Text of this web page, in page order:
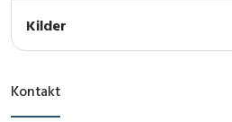
Kilder
Kontakt